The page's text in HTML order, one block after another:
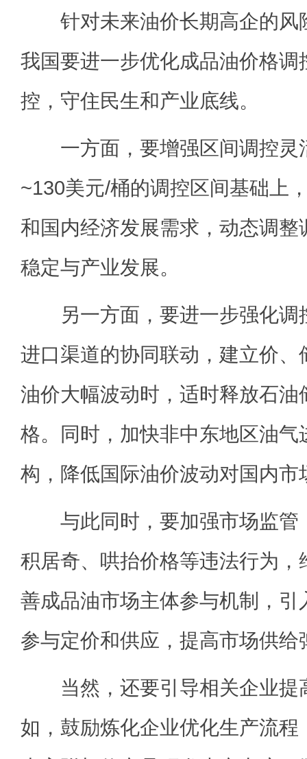
针对未来油价长期高企的风
我国要进一步优化成品油价格调
控，守住民生和产业底线。
一方面，要增强区间调控灵
~130美元/桶的调控区间基础上
和国内经济发展需求，动态调整
稳定与产业发展。
另一方面，要进一步强化调
进口渠道的协同联动，建立价、
油价大幅波动时，适时释放石油
格。同时，加快非中东地区油气
构，降低国际油价波动对国内市
与此同时，要加强市场监管
积居奇、哄抬价格等违法行为，
善成品油市场主体参与机制，引
参与定价和供应，提高市场供给
当然，还要引导相关企业提
如，鼓励炼化企业优化生产流程